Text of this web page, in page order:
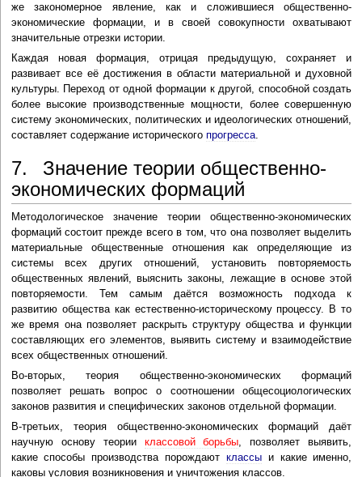
же закономерное явление, как и сложившиеся общественно-
экономические формации, и в своей совокупности охватывают
значительные отрезки истории.
Каждая новая формация, отрицая предыдущую, сохраняет и
развивает все её достижения в области материальной и духовной
культуры. Переход от одной формации к другой, способной создать
более высокие производственные мощности, более совершенную
систему экономических, политических и идеологических отношений,
составляет содержание исторического прогресса.
7. Значение теории общественно-
экономических формаций
Методологическое значение теории общественно-экономических
формаций состоит прежде всего в том, что она позволяет выделить
материальные общественные отношения как определяющие из
системы всех других отношений, установить повторяемость
общественных явлений, выяснить законы, лежащие в основе этой
повторяемости. Тем самым даётся возможность подхода к
развитию общества как естественно-историческому процессу. В то
же время она позволяет раскрыть структуру общества и функции
составляющих его элементов, выявить систему и взаимодействие
всех общественных отношений.
Во-вторых, теория общественно-экономических формаций
позволяет решать вопрос о соотношении общесоциологических
законов развития и специфических законов отдельной формации.
В-третьих, теория общественно-экономических формаций даёт
научную основу теории классовой борьбы, позволяет выявить,
какие способы производства порождают классыи какие именно,
каковы условия возникновения и уничтожения классов.